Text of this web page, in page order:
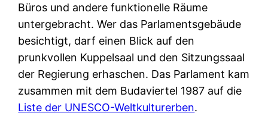
Büros und andere funktionelle Räume
untergebracht. Wer das Parlamentsgebäude
besichtigt, darf einen Blick auf den
prunkvollen Kuppelsaal und den Sitzungssaal
der Regierung erhaschen. Das Parlament kam
zusammen mit dem Budaviertel 1987 auf die
Liste der UNESCO-Weltkulturerben.